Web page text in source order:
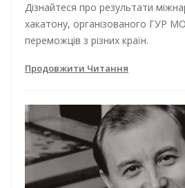
Дізнайтеся про результати
хакатону, організованого ГУР
переможців з різних країн.
Продовжити Читання